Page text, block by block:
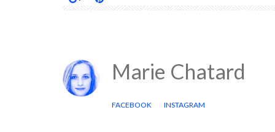
Marie Chatard
FACEBOOK INSTAGRAM